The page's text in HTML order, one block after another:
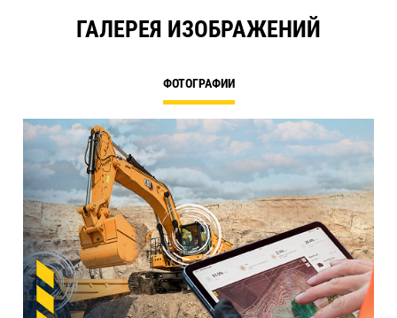
ГАЛЕРЕЯ ИЗОБРАЖЕНИЙ
ФОТОГРАФИИ